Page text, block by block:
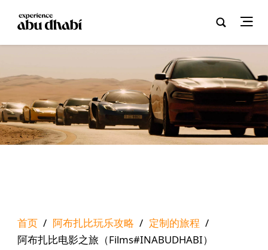
首页 / 阿布扎比玩乐攻略 / 定制的旅程 /
阿布扎比电影之旅（Films#INABUDHABI）